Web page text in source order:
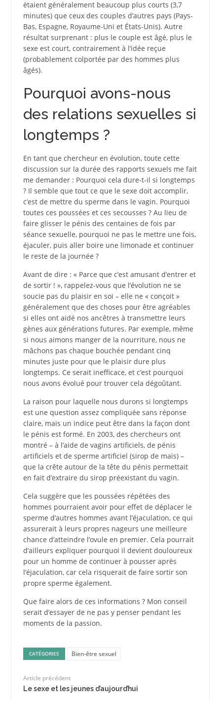
étaient généralement beaucoup plus courts (3,7
minutes) que ceux des couples d’autres pays (Pays-
Bas, Espagne, Royaume-Uni et États-Unis). Autre
résultat surprenant : plus le couple est âgé, plus le
sexe est court, contrairement à l’idée reçue
(probablement colportée par des hommes plus
âgés).
Pourquoi avons-nous
des relations sexuelles si
longtemps ?
En tant que chercheur en évolution, toute cette
discussion sur la durée des rapports sexuels me fait
me demander : Pourquoi cela dure-t-il si longtemps
? Il semble que tout ce que le sexe doit accomplir,
c’est de mettre du sperme dans le vagin. Pourquoi
toutes ces poussées et ces secousses ? Au lieu de
faire glisser le pénis des centaines de fois par
séance sexuelle, pourquoi ne pas le mettre une fois,
éjaculer, puis aller boire une limonade et continuer
le reste de la journée ?
Avant de dire : « Parce que c’est amusant d’entrer et
de sortir ! », rappelez-vous que l’évolution ne se
soucie pas du plaisir en soi – elle ne « conçoit »
généralement que des choses pour être agréables
si elles ont aidé nos ancêtres à transmettre leurs
gènes aux générations futures. Par exemple, même
si nous aimons manger de la nourriture, nous ne
mâchons pas chaque bouchée pendant cinq
minutes juste pour que le plaisir dure plus
longtemps. Ce serait inefficace, et c’est pourquoi
nous avons évolué pour trouver cela dégoûtant.
La raison pour laquelle nous durons si longtemps
est une question assez compliquée sans réponse
claire, mais un indice peut être dans la façon dont
le pénis est formé. En 2003, des chercheurs ont
montré – à l’aide de vagins artificiels, de pénis
artificiels et de sperme artificiel (sirop de maïs) –
que la crête autour de la tête du pénis permettait
en fait d’extraire du sirop préexistant du vagin.
Cela suggère que les poussées répétées des
hommes pourraient avoir pour effet de déplacer le
sperme d’autres hommes avant l’éjaculation, ce qui
assurerait à leurs propres nageurs une meilleure
chance d’atteindre l’ovule en premier. Cela pourrait
d’ailleurs expliquer pourquoi il devient douloureux
pour un homme de continuer à pousser après
l’éjaculation, car cela risquerait de faire sortir son
propre sperme également.
Que faire alors de ces informations ? Mon conseil
serait d’essayer de ne pas y penser pendant les
moments de la passion.
CATÉGORIES Bien-être sexuel
Article précédent
Le sexe et les jeunes d’aujourd’hui